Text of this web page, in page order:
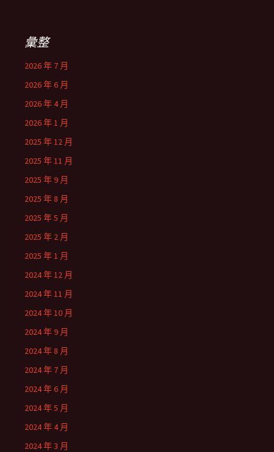
彙整
2026 年 7 月
2026 年 6 月
2026 年 4 月
2026 年 1 月
2025 年 12 月
2025 年 11 月
2025 年 9 月
2025 年 8 月
2025 年 5 月
2025 年 2 月
2025 年 1 月
2024 年 12 月
2024 年 11 月
2024 年 10 月
2024 年 9 月
2024 年 8 月
2024 年 7 月
2024 年 6 月
2024 年 5 月
2024 年 4 月
2024 年 3 月